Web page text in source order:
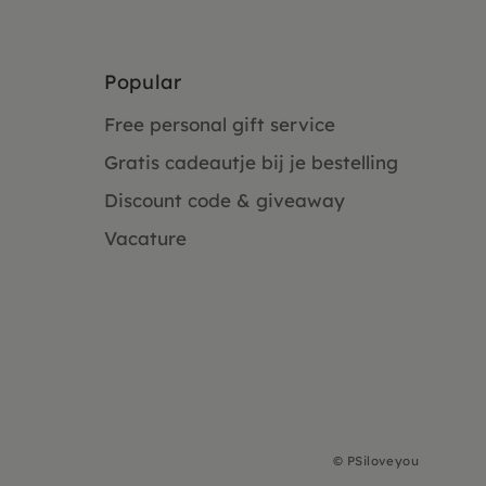
Popular
Free personal gift service
Gratis cadeautje bij je bestelling
Discount code & giveaway
Vacature
© PSiloveyou